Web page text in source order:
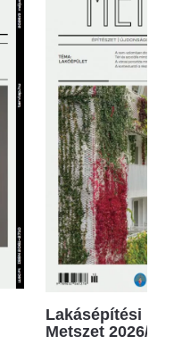
Lakásépítési
Metszet 2026/2.